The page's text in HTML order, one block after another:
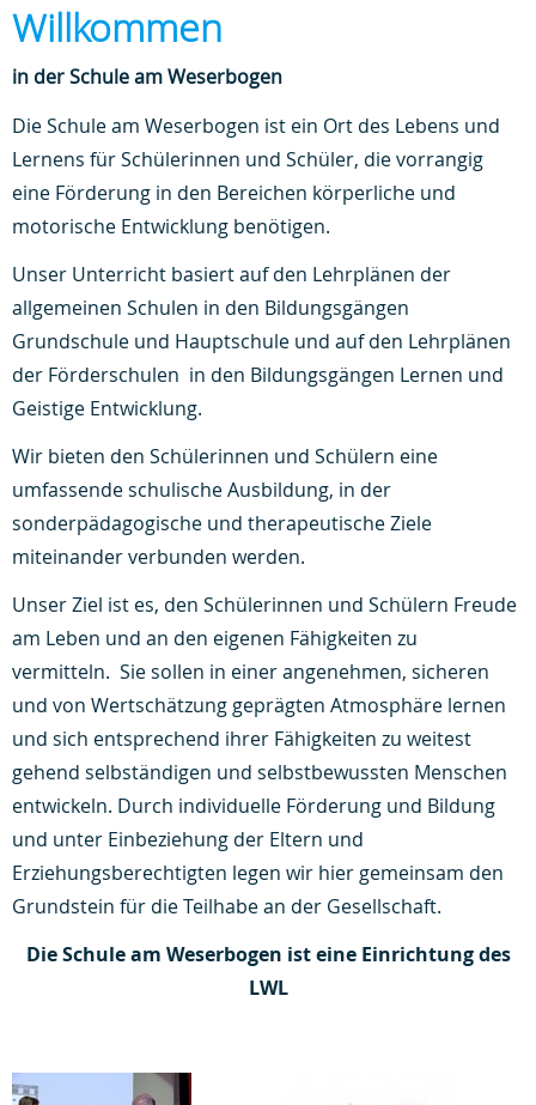
Willkommen
in der Schule am Weserbogen
Die Schule am Weserbogen ist ein Ort des Lebens und
Lernens für Schülerinnen und Schüler, die vorrangig
eine Förderung in den Bereichen körperliche und
motorische Entwicklung benötigen.
Unser Unterricht basiert auf den Lehrplänen der
allgemeinen Schulen in den Bildungsgängen
Grundschule und Hauptschule und auf den Lehrplänen
der Förderschulen in den Bildungsgängen Lernen und
Geistige Entwicklung.
Wir bieten den Schülerinnen und Schülern eine
umfassende schulische Ausbildung, in der
sonderpädagogische und therapeutische Ziele
miteinander verbunden werden.
Unser Ziel ist es, den Schülerinnen und Schülern Freude
am Leben und an den eigenen Fähigkeiten zu
vermitteln. Sie sollen in einer angenehmen, sicheren
und von Wertschätzung geprägten Atmosphäre lernen
und sich entsprechend ihrer Fähigkeiten zu weitest
gehend selbständigen und selbstbewussten Menschen
entwickeln. Durch individuelle Förderung und Bildung
und unter Einbeziehung der Eltern und
Erziehungsberechtigten legen wir hier gemeinsam den
Grundstein für die Teilhabe an der Gesellschaft.
Die Schule am Weserbogen ist eine Einrichtung des
LWL